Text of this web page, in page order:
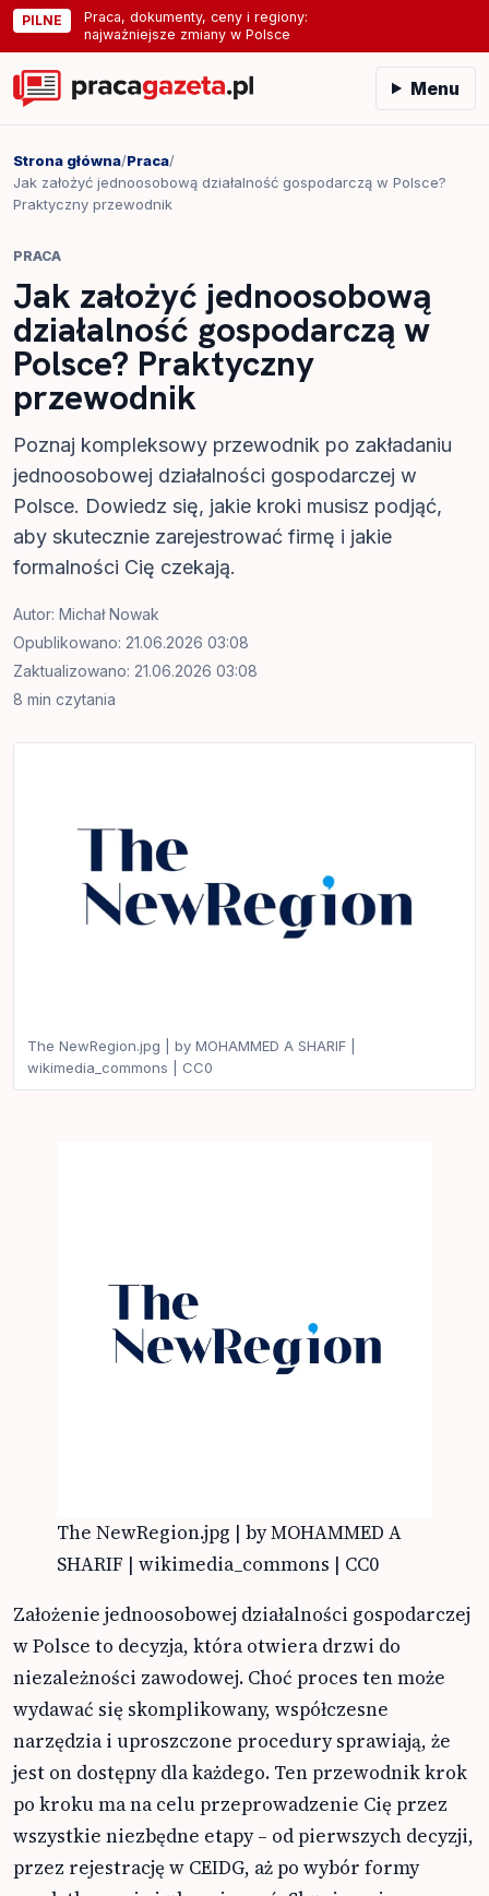
PILNE
Praca, dokumenty, ceny i regiony:
najważniejsze zmiany w Polsce
Menu
Strona główna/Praca/
Jak założyć jednoosobową działalność gospodarczą w Polsce?
Praktyczny przewodnik
PRACA
Jak założyć jednoosobową
działalność gospodarczą w
Polsce? Praktyczny
przewodnik
Poznaj kompleksowy przewodnik po zakładaniu
jednoosobowej działalności gospodarczej w
Polsce. Dowiedz się, jakie kroki musisz podjąć,
aby skutecznie zarejestrować firmę i jakie
formalności Cię czekają.
Autor: Michał Nowak
Opublikowano: 21.06.2026 03:08
Zaktualizowano: 21.06.2026 03:08
8 min czytania
The NewRegion.jpg | by MOHAMMED A SHARIF |
wikimedia_commons | CC0
The NewRegion.jpg | by MOHAMMED A
SHARIF | wikimedia_commons | CC0
Założenie jednoosobowej działalności gospodarczej
w Polsce to decyzja, która otwiera drzwi do
niezależności zawodowej. Choć proces ten może
wydawać się skomplikowany, współczesne
narzędzia i uproszczone procedury sprawiają, że
jest on dostępny dla każdego. Ten przewodnik krok
po kroku ma na celu przeprowadzenie Cię przez
wszystkie niezbędne etapy – od pierwszych decyzji,
przez rejestrację w CEIDG, aż po wybór formy